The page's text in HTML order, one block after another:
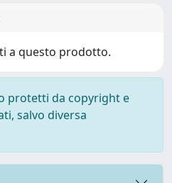
a questo prodotto.
protetti da copyright e
salvo diversa